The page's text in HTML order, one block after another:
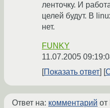
ленточку. И
целей будут. В
нет.
FUNKY
11.07.2005
Показать ответ
Ответ на: комментарий от